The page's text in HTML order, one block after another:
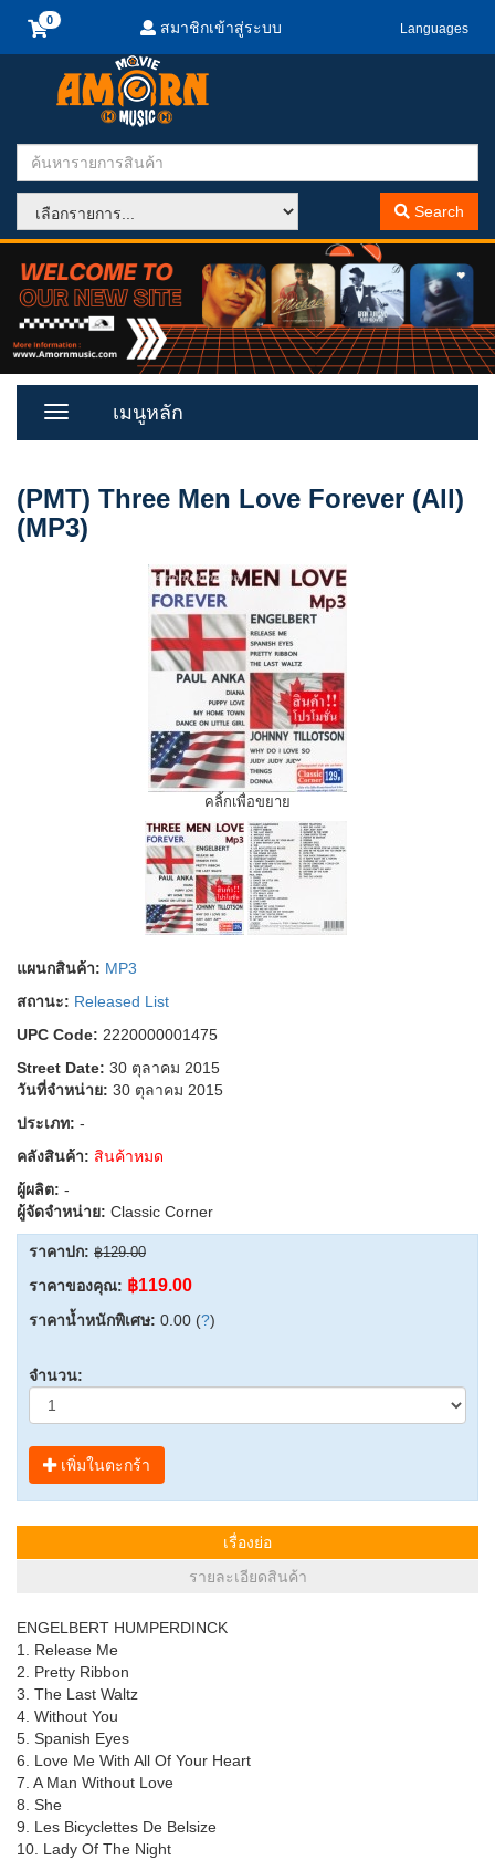
สมาชิกเข้าสู่ระบบ Languages
Search
Toggle
เมนูหลัก
(PMT) Three Men Love Forever (All)
(MP3)
คลิ้กเพื่อขยาย
แผนกสินค้า: MP3
สถานะ: Released List
UPC Code: 2220000001475
Street Date: 30 ตุลาคม 2015
วันที่จำหน่าย: 30 ตุลาคม 2015
ประเภท: -
คลังสินค้า: สินค้าหมด
ผู้ผลิต: -
ผู้จัดจำหน่าย: Classic Corner
ราคาปก: ฿129.00
ราคาของคุณ: ฿119.00
ราคาน้ำหนักพิเศษ: 0.00 (?)
จำนวน:
เพิ่มในตะกร้า
เรื่องย่อ
รายละเอียดสินค้า
ENGELBERT HUMPERDINCK
1. Release Me
2. Pretty Ribbon
3. The Last Waltz
4. Without You
5. Spanish Eyes
6. Love Me With All Of Your Heart
7. A Man Without Love
8. She
9. Les Bicyclettes De Belsize
10. Lady Of The Night